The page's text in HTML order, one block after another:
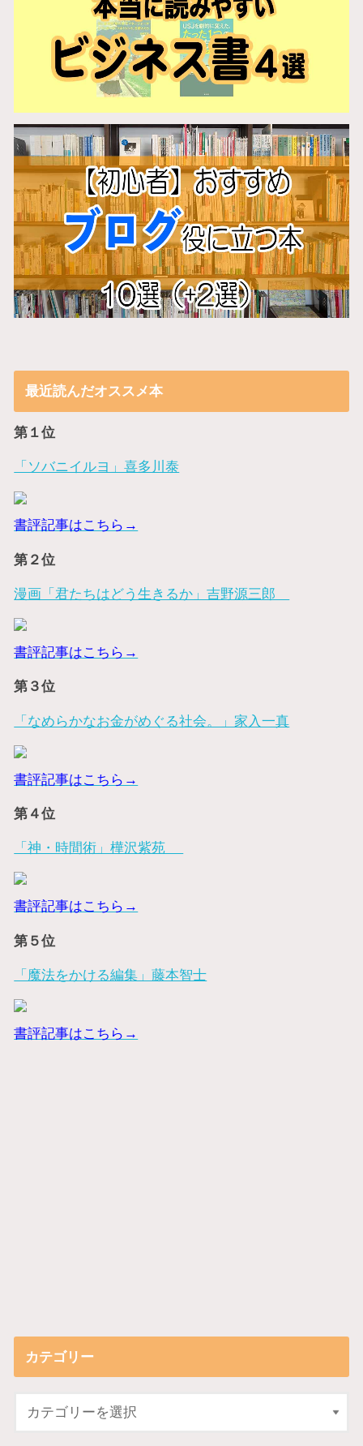
最近読んだオススメ本
第１位
「ソバニイルヨ」喜多川泰
書評記事はこちら→
第２位
漫画「君たちはどう生きるか」吉野源三郎
書評記事はこちら→
第３位
「なめらかなお金がめぐる社会。」家入一真
書評記事はこちら→
第４位
「神・時間術」樺沢紫苑
書評記事はこちら→
第５位
「魔法をかける編集」藤本智士
書評記事はこちら→
カテゴリー